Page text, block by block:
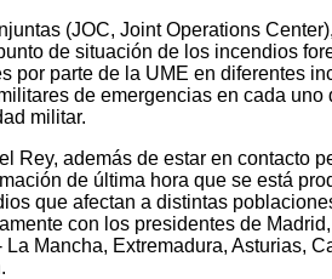
(JOC, Joint Operations
de situación de los incendios
por parte de la UME en diferentes
de emergencias en cada uno
militar.
Rey, además de estar en contacto
de última hora que se está
que afectan a distintas
con los presidentes de
Mancha, Extremadura, Asturias,